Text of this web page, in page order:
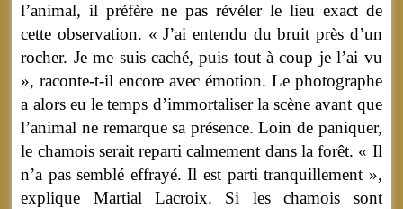
l’animal, il préfère ne pas révéler le lieu exact de
cette observation. « J’ai entendu du bruit près d’un
rocher. Je me suis caché, puis tout à coup je l’ai vu
», raconte-t-il encore avec émotion. Le photographe
a alors eu le temps d’immortaliser la scène avant que
l’animal ne remarque sa présence. Loin de paniquer,
le chamois serait reparti calmement dans la forêt. « Il
n’a pas semblé effrayé. Il est parti tranquillement »,
explique Martial Lacroix. Si les chamois sont